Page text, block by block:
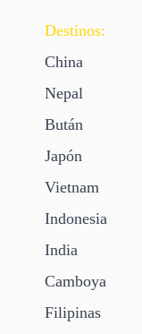
Destinos:
China
Nepal
Bután
Japón
Vietnam
Indonesia
India
Camboya
Filipinas